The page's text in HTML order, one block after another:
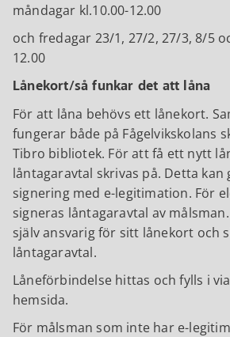
måndagar kl.10.00-12.00
och fredagar 23/1, 27/2, 27/3, 8/5
12.00
Lånekort/så funkar det att låna
För att låna behövs ett lånekort.
fungerar både på Fågelvikskolans
Tibro bibliotek. För att få ett nytt
låntagaravtal skrivas på. Detta kan
signering med e-legitimation. För
signeras låntagaravtal av
själv ansvarig för sitt lånekort och
låntagaravtal.
Låneförbindelse hittas och fylls i
hemsida.
För målsman som inte har e-